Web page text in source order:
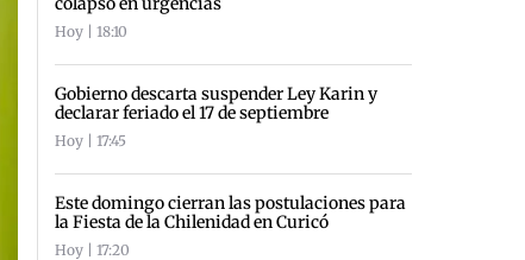
Hoy | 18:10
Gobierno descarta suspender Ley Karin y
declarar feriado el 17 de septiembre
Hoy | 17:45
Este domingo cierran las postulaciones para
la Fiesta de la Chilenidad en Curicó
Hoy | 17:20